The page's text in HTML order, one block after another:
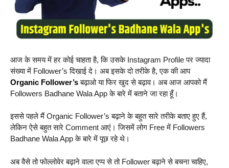
आज के समय में हर कोई चाहता है, कि उसके Instagram Profile पर ज्यादा
संख्या में Follower’s दिखाई दे। अब इसके दो तरीके है, एक की आप
Organic Follower’sबढ़ाओ या फिर खुद से बढ़ाव। अब आज आपको मैं
Followers Badhane Wala App के बारे में बताने जा रहा हूँ।
इससे पहले मैं Organic Follower’s बढ़ाने के बहुत सारे तरीके बताए हुए हैं,
लेकिन ऐसे बहुत सारे Comment आएं। जिसमें लोग Free में Followers
Badhane Wala App के बारे में पूछ रहे थे।
अब वैसे तो फोल्लोवेर बढ़ाने वाला एप्प से तो Follower बढ़ाने से बचना चाहिए,